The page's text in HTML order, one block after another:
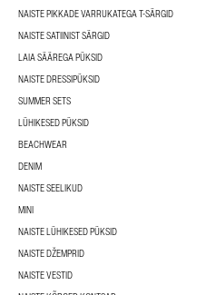
NAISTE PIKKADE VARRUKATEGA T-SÄRGID
NAISTE SATIINIST SÄRGID
LAIA SÄÄREGA PÜKSID
NAISTE DRESSIPÜKSID
SUMMER SETS
LÜHIKESED PÜKSID
BEACHWEAR
DENIM
NAISTE SEELIKUD
MINI
NAISTE LÜHIKESED PÜKSID
NAISTE DŽEMPRID
NAISTE VESTID